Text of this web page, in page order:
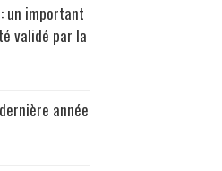
un important
validé par la
année